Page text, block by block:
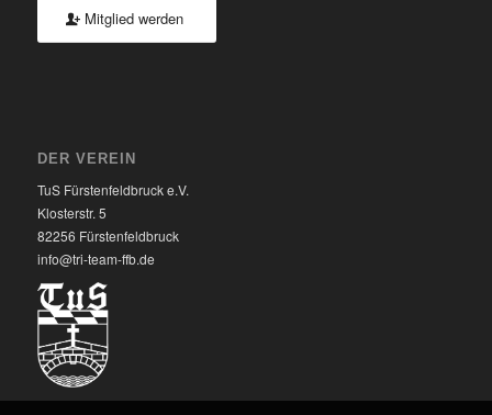
Mitglied werden
DER VEREIN
TuS Fürstenfeldbruck e.V.
Klosterstr. 5
82256 Fürstenfeldbruck
info@tri-team-ffb.de